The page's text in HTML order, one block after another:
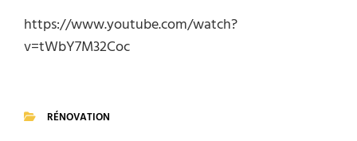
https://www.youtube.com/watch?
v=tWbY7M32Coc
RÉNOVATION